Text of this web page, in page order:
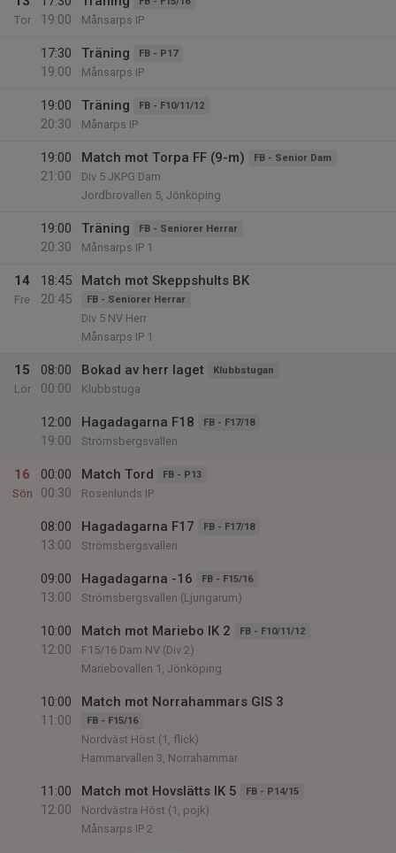
Tor
19:00
Månsarps IP
17:30
19:00
Träning FB - P17
Månsarps IP
19:00
20:30
Träning FB - F10/11/12
Månarps IP
19:00
21:00
Match mot Torpa FF (9-m) FB - Senior Dam
Div 5 JKPG Dam
Jordbrovallen 5, Jönköping
19:00
20:30
Träning FB - Seniorer Herrar
Månsarps IP 1
14
Fre
18:45
20:45
Match mot Skeppshults BK
FB - Seniorer Herrar
Div 5 NV Herr
Månsarps IP 1
15
Lör
08:00
00:00
Bokad av herr laget Klubbstugan
Klubbstuga
12:00
19:00
Hagadagarna F18 FB - F17/18
Strömsbergsvallen
16
Sön
00:00
00:30
Match Tord FB - P13
Rosenlunds IP
08:00
13:00
Hagadagarna F17 FB - F17/18
Strömsbergsvallen
09:00
13:00
Hagadagarna -16 FB - F15/16
Strömsbergsvallen (Ljungarum)
10:00
12:00
Match mot Mariebo IK 2 FB - F10/11/12
F15/16 Dam NV (Div 2)
Mariebovallen 1, Jönköping
10:00
11:00
Match mot Norrahammars GIS 3
FB - F15/16
Nordväst Höst (1, flick)
Hammarvallen 3, Norrahammar
11:00
12:00
Match mot Hovslätts IK 5 FB - P14/15
Nordvästra Höst (1, pojk)
Månsarps IP 2